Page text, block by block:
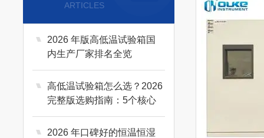
ARTICLES
2026 年版高低温试验箱国
内生产厂家排名全览
高低温试验箱怎么选？2026
完整版选购指南：5个核心
参数避开90%的坑
2026 年口碑好的恒温恒湿